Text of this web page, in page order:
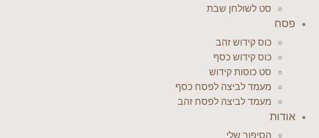
סט לשולחן שבת
פסח
כוס קידוש זהב
כוס קידוש כסף
סט כוסות קידוש
מעמד לביצה לפסח כסף
מעמד לביצה לפסח זהב
אודות
הסיפור שלי